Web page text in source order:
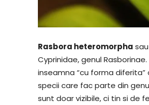
Rasbora heteromorpha sau
Cyprinidae, genul
inseamna “cu forma
specii care fac parte din
sunt doar vizibile, ci tin si de